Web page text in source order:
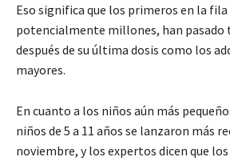
Eso significa que los primeros en la
potencialmente millones, han pasado
después de su última dosis como los
mayores.
En cuanto a los niños aún más
niños de 5 a 11 años se lanzaron más
noviembre, y los expertos dicen que